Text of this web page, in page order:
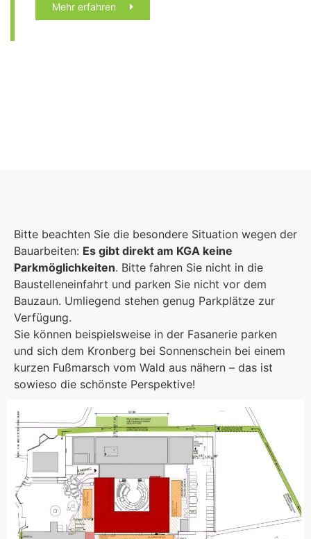
Mehr erfahren
Bitte beachten Sie die besondere Situation wegen der
Bauarbeiten: Es gibt direkt am KGA keine
Parkmöglichkeiten. Bitte fahren Sie nicht in die
Baustelleneinfahrt und parken Sie nicht vor dem
Bauzaun. Umliegend stehen genug Parkplätze zur
Verfügung.
Sie können beispielsweise in der Fasanerie parken
und sich dem Kronberg bei Sonnenschein bei einem
kurzen Fußmarsch vom Wald aus nähern – das ist
sowieso die schönste Perspektive!